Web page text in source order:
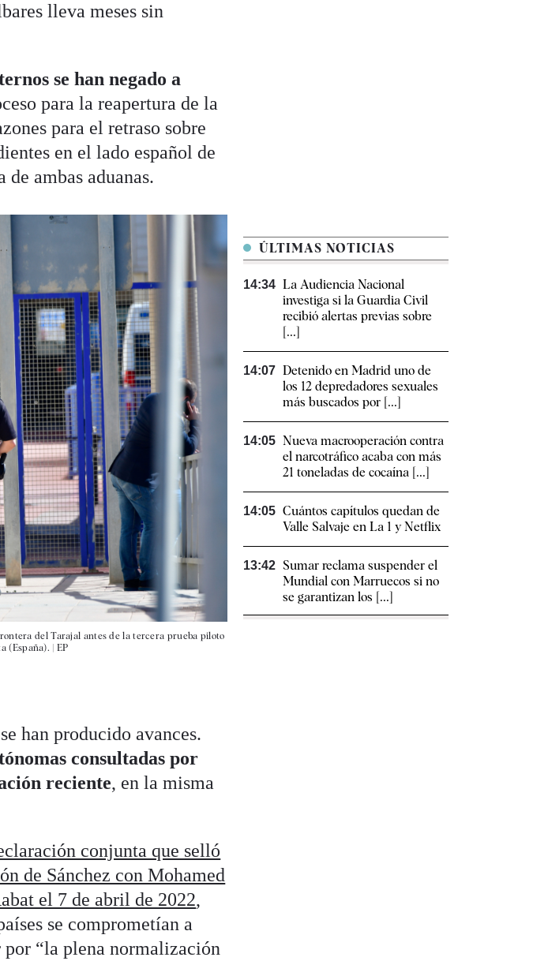
lleva meses sin
se han negado a
para la reapertura de la
para el retraso sobre
en el lado español de
ambas aduanas.
del Tarajal antes de la tercera prueba piloto
(España). | EP
han producido avances.
consultadas por
reciente, en la misma
conjunta que selló
de Sánchez con Mohamed
el 7 de abril de 2022,
se comprometían a
por “la plena normalización
ÚLTIMAS NOTICIAS
14:34 La Audiencia Nacional
investiga si la Guardia Civil
recibió alertas previas sobre
[...]
14:07 Detenido en Madrid uno de
los 12 depredadores sexuales
más buscados por [...]
14:05 Nueva macrooperación contra
el narcotráfico acaba con más
21 toneladas de cocaína [...]
14:05 Cuántos capítulos quedan de
Valle Salvaje en La 1 y Netflix
13:42 Sumar reclama suspender el
Mundial con Marruecos si no
se garantizan los [...]